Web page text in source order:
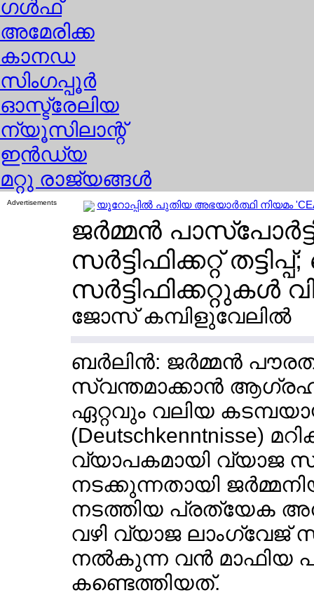
ഗള്‍ഫ്
അമേരിക്ക
കാനഡ
സിംഗപ്പൂര്‍
ഓസ്ട്രേലിയ
ന്യൂസിലാന്റ്
ഇന്‍ഡ്യ
മറ്റു രാജ്യങ്ങള്‍
Advertisements യൂറോപ്പില്‍ പുതിയ അഭയാര്‍ത്ഥി നിയമം
ജര്‍മ്മന്‍
സര്‍ട്ടിഫിക്കറ്റ്
സര്‍ട്ടിഫിക്കറ്റുകള്‍
ജോസ് കമ്പിളുവേലില്‍
ബര്‍ലിന്‍: ജര്‍മ്മന്‍
സ്വന്തമാക്കാന്‍
ഏറ്റവും വലിയ
(Deutschkenntnisse)
വ്യാപകമായി വ്യാജ
നടക്കുന്നതായി
നടത്തിയ പ്രത്യേക
വഴി വ്യാജ ലാംഗ്വേജ്
നല്‍കുന്ന വന്‍ മാഫിയ
കണ്ടെത്തിയത്.